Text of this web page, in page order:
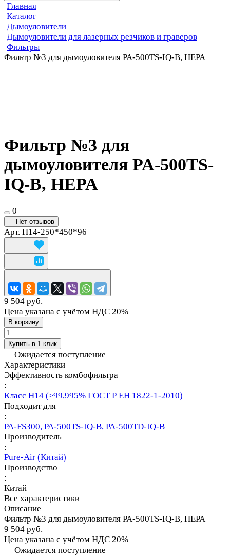
Главная
Каталог
Дымоуловители
Дымоуловители для лазерных резчиков и граверов
Фильтры
Фильтр №3 для дымоуловителя PA-500TS-IQ-B, HEPA
Фильтр №3 для
дымоуловителя PA-500TS-
IQ-B, HEPA
0
Нет отзывов
Арт. H14-250*450*96
9 504 руб.
Цена указана с учётом НДС 20%
В корзину
Купить в 1 клик
Ожидается поступление
Характеристики
Эффективность комбофильтра
:
Класс Н14 (≥99,995% ГОСТ Р ЕН 1822-1-2010)
Подходит для
:
PA-FS300, PA-500TS-IQ-B, PA-500TD-IQ-B
Производитель
:
Pure-Air (Китай)
Производство
:
Китай
Все характеристики
Описание
Фильтр №3 для дымоуловителя PA-500TS-IQ-B, HEPA
9 504 руб.
Цена указана с учётом НДС 20%
Ожидается поступление